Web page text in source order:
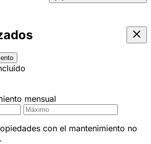
mensual
con el mantenimiento no